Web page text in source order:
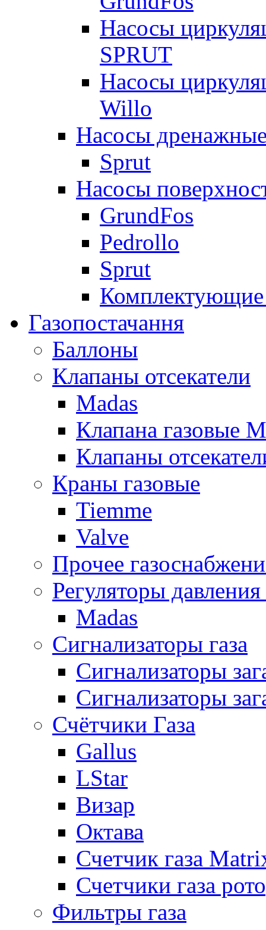
Насосы
SPRUT
Насосы
Willo
Насосы
Sprut
Насосы
GrundFos
Pedrollo
Sprut
Комплектующие
Газопостачання
Баллоны
Клапаны отсекатели
Madas
Клапана газовые
Клапаны
Краны газовые
Tiemme
Valve
Прочее
Регуляторы давления
Madas
Сигнализаторы газа
Сигнализаторы
Сигнализаторы
Счётчики Газа
Gallus
LStar
Визар
Октава
Счетчик газа
Счетчики газа
Фильтры газа